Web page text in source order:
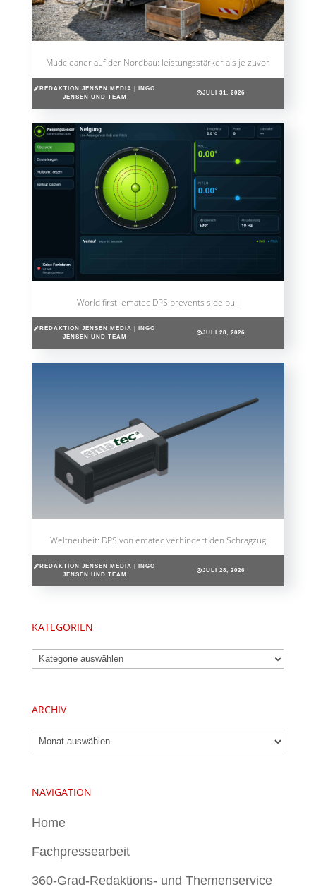
Mudcleaner auf der Nordbau: leistungsstärker als je zuvor
REDAKTION JENSEN MEDIA | INGO
JENSEN UND TEAM
JULI 31, 2026
World first: ematec DPS prevents side pull
REDAKTION JENSEN MEDIA | INGO
JENSEN UND TEAM
JULI 28, 2026
Weltneuheit: DPS von ematec verhindert den Schrägzug
REDAKTION JENSEN MEDIA | INGO
JENSEN UND TEAM
JULI 28, 2026
KATEGORIEN
Kategorien
ARCHIV
Archiv
NAVIGATION
Home
Fachpressearbeit
360-Grad-Redaktions- und Themenservice